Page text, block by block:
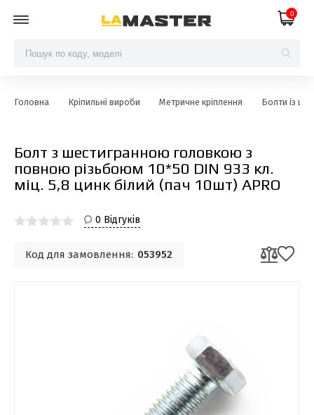
0
Головна Кріпильні вироби Метричне кріплення Болти із
Болт з шестигранною головкою з
повною різьбоюм 10*50 DIN 933 кл.
міц. 5,8 цинк білий (пач 10шт) APRO
0 Відгуків
Код для замовлення: 053952